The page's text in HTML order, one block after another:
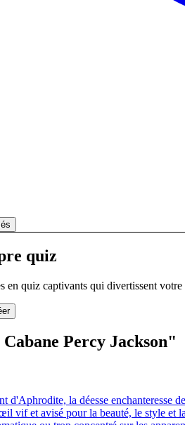
quiz
en quiz captivants qui divertissent
Percy Jackson"
d'Aphrodite, la déesse enchanteresse
vif et avisé pour la beauté, le style et